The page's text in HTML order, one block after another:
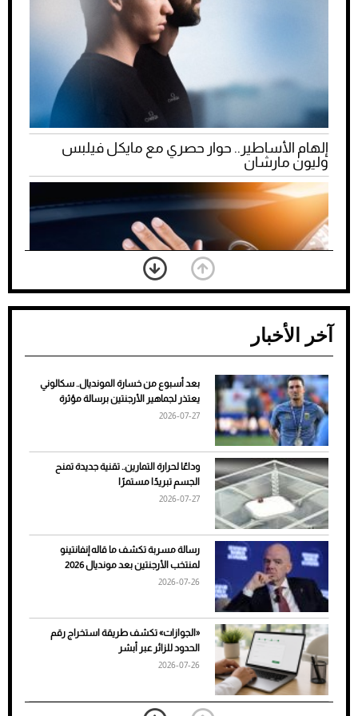
إلهام الأساطير.. حوار حصري مع مايكل فيلبس
وليون مارشان
ضعف تبريد مكيف السيارة عند الوقوف.. أشهر
الأسباب والحلول
7 نصائح لاختيار لون البنطلون المناسب للقميص
الأسود
آخر الأخبار
بعد أسبوع من خسارة المونديال.. سكالوني
يعتذر لجماهير الأرجنتين برسالة مؤثرة
2026-07-27
وداعًا لحرارة التمارين.. تقنية جديدة تمنح
الجسم تبريدًا مستمرًا
2026-07-27
رسالة مسربة تكشف ما قاله إنفانتينو
لمنتخب الأرجنتين بعد مونديال 2026
2026-07-26
«الجوازات» تكشف طريقة استخراج رقم
الحدود للزائر عبر أبشر
2026-07-26